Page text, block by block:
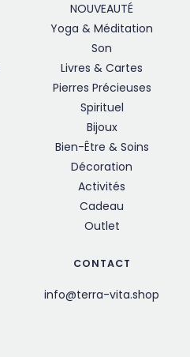
NOUVEAUTÉ
Yoga & Méditation
Son
Livres & Cartes
Pierres Précieuses
Spirituel
Bijoux
Bien-Être & Soins
Décoration
Activités
Cadeau
Outlet
CONTACT
info@terra-vita.shop